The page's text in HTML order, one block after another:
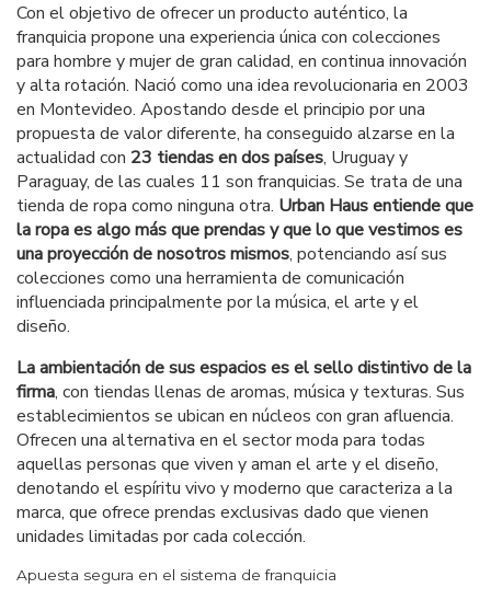
Con el objetivo de ofrecer un producto auténtico, la
franquicia propone una experiencia única con colecciones
para hombre y mujer de gran calidad, en continua innovación
y alta rotación. Nació como una idea revolucionaria en 2003
en Montevideo. Apostando desde el principio por una
propuesta de valor diferente, ha conseguido alzarse en la
actualidad con 23 tiendasen dos países, Uruguay y
Paraguay, de las cuales 11 son franquicias. Se trata de una
tienda de ropa como ninguna otra. Urban Haus entiende que
la ropa es algo más que prendas y que lo que vestimos es
una proyección de nosotros mismos, potenciando así sus
colecciones como una herramienta de comunicación
influenciada principalmente por la música, el arte y el
diseño.
La ambientación de sus espacios es el sello distintivo de la
firma, con tiendas llenas de aromas, música y texturas. Sus
establecimientos se ubican en núcleos con gran afluencia.
Ofrecen una alternativa en el sector moda para todas
aquellas personas que viven y aman el arte y el diseño,
denotando el espíritu vivo y moderno que caracteriza a la
marca, que ofrece prendas exclusivas dado que vienen
unidades limitadas por cada colección.
Apuesta segura en el sistema de franquicia